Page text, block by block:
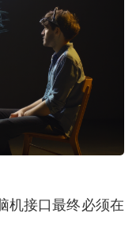
机接口最终必须在